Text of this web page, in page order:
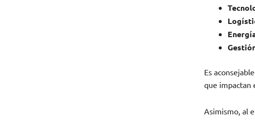
Es
que impactan
Asimismo, al